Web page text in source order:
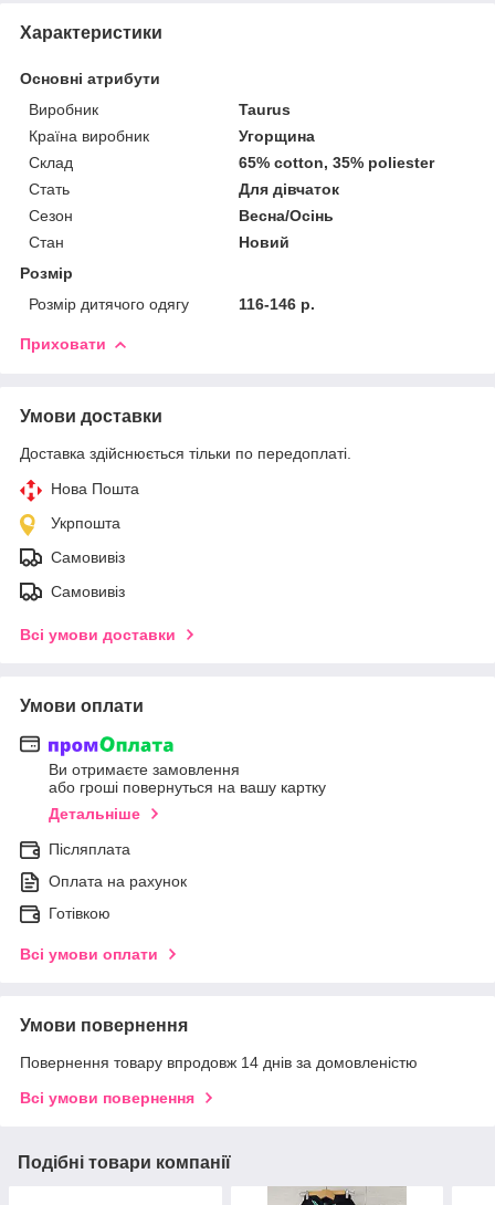
Характеристики
Основні атрибути
Виробник
Taurus
Країна виробник
Угорщина
Склад
65% cotton, 35% poliester
Стать
Для дівчаток
Сезон
Весна/Осінь
Стан
Новий
Розмір
Розмір дитячого одягу
116-146 р.
Приховати
Умови доставки
Доставка здійснюється тільки по передоплаті.
Нова Пошта
Укрпошта
Самовивіз
Самовивіз
Всі умови доставки
Умови оплати
Ви отримаєте замовлення
або гроші повернуться на вашу картку
Детальніше
Післяплата
Оплата на рахунок
Готівкою
Всі умови оплати
Умови повернення
Повернення товару впродовж 14 днів за домовленістю
Всі умови повернення
Подібні товари компанії